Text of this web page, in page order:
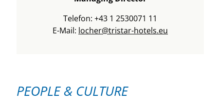
Telefon: +43 1 2530071 11
E-Mail: locher@tristar-hotels.eu
PEOPLE & CULTURE